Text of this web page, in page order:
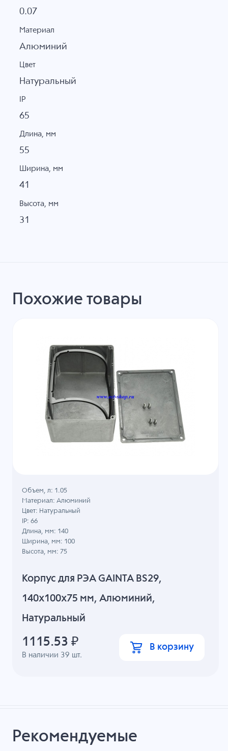
0.07
Материал
Алюминий
Цвет
Натуральный
IP
65
Длина, мм
55
Ширина, мм
41
Высота, мм
31
Похожие товары
Корпус для РЭА GAINTA BS29,
140x100x75 мм, Алюминий,
Натуральный
В наличии 39 шт.
Объем, л: 1.05
Материал: Алюминий
Цвет: Натуральный
IP: 66
Длина, мм: 140
Ширина, мм: 100
Высота, мм: 75
1115.53 ₽ В корзину
Рекомендуемые